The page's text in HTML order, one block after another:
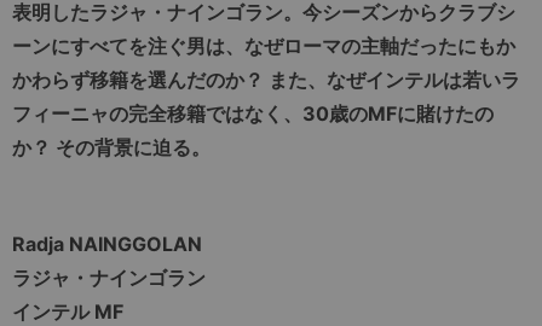
表明したラジャ・ナインゴラン。今シーズンからクラブシ
ーンにすべてを注ぐ男は、なぜローマの主軸だったにもか
かわらず移籍を選んだのか？ また、なぜインテルは若いラ
フィーニャの完全移籍ではなく、30歳のMFに賭けたの
か？ その背景に迫る。
Radja NAINGGOLAN
ラジャ・ナインゴラン
インテル MF